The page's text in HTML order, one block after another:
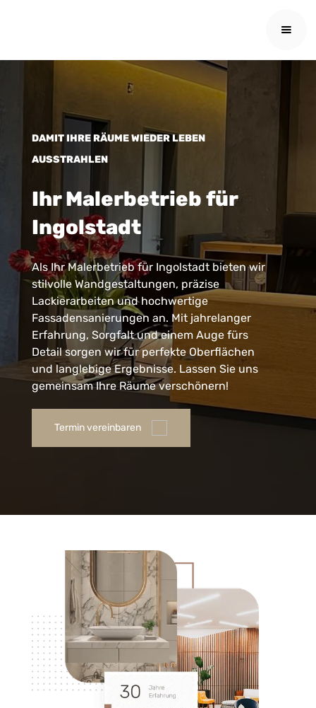
DAMIT IHRE RÄUME WIEDER LEBEN
AUSSTRAHLEN
Ihr Malerbetrieb für
Ingolstadt
Als Ihr Malerbetrieb für Ingolstadt bieten wir
stilvolle Wandgestaltungen, präzise
Lackierarbeiten und hochwertige
Fassadensanierungen an. Mit jahrelanger
Erfahrung, Sorgfalt und einem Auge fürs
Detail sorgen wir für perfekte Oberflächen
und langlebige Ergebnisse. Lassen Sie uns
gemeinsam Ihre Räume verschönern!
Termin vereinbaren